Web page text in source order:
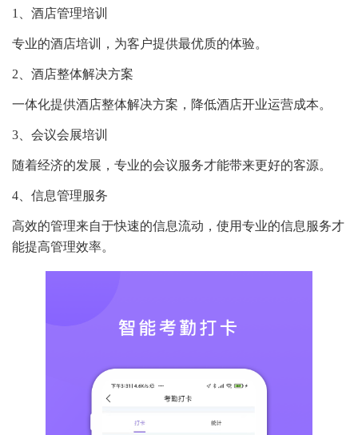
1、酒店管理培训
专业的酒店培训，为客户提供最优质的体验。
2、酒店整体解决方案
一体化提供酒店整体解决方案，降低酒店开业运营成本。
3、会议会展培训
随着经济的发展，专业的会议服务才能带来更好的客源。
4、信息管理服务
高效的管理来自于快速的信息流动，使用专业的信息服务才
能提高管理效率。